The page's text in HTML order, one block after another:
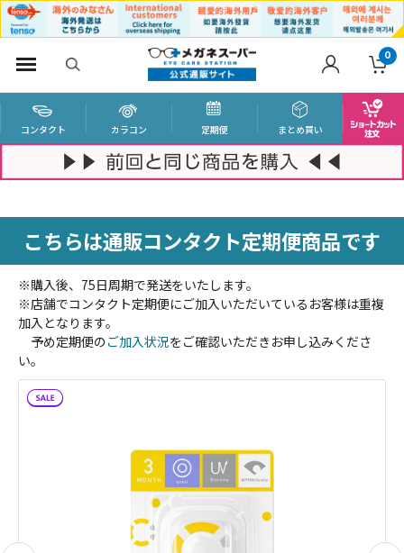
0
コンタクト カラコン 定期便 まとめ買い
こちらは通販コンタクト定期便商品です
※購入後、75日周期で発送をいたします。
※店舗でコンタクト定期便にご加入いただいているお客様は重複
加入となります。
予め定期便のご加入状況をご確認いただきお申し込みくださ
い。